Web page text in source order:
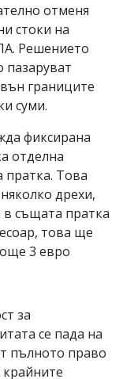
отменя
стоки на
Решението
пазаруват
границите
суми.
фиксирана
отделна
пратка. Това
дрехи,
същата пратка
това ще
3 евро
за
се пада на
пълното право